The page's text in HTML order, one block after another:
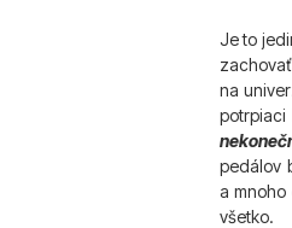
Je to
na
potrpiaci
pedálov
a
všetko.